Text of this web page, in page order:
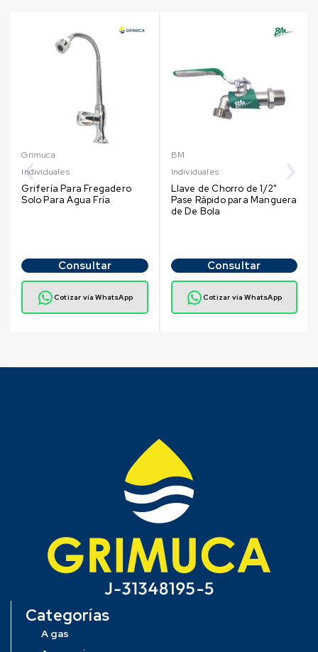
Grimuca
Individuales
Grifería Para Fregadero
Solo Para Agua Fría
Consultar
Cotizar vía WhatsApp
BM
Individuales
Llave de Chorro de 1/2"
Pase Rápido para Manguera
de De Bola
Consultar
Cotizar vía WhatsApp
Categorías
A gas